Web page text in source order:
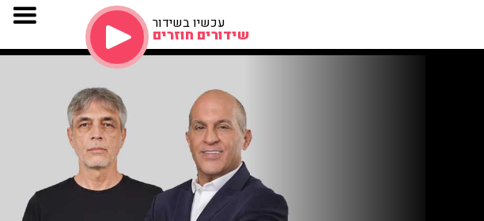
עכשיו בשידור
שידורים חוזרים